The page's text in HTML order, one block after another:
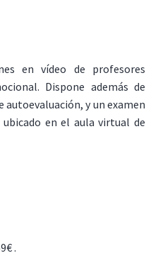
en vídeo de profesores
Dispone además de
autoevaluación, y un examen
en el aula virtual de
.